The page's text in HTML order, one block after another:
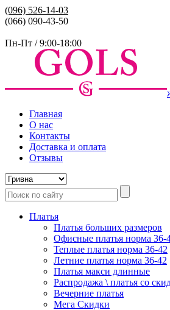
(096) 526-14-03
(066) 090-43-50
Пн-Пт / 9:00-18:00
Главная
О нас
Контакты
Доставка и оплата
Отзывы
Платья
Платья больших размеров
Офисные платья норма 36-
Теплые платья норма 36-42
Летние платья норма 36-42
Платья макси длинные
Распродажа \ платья со
Вечерние платья
Мега Скидки